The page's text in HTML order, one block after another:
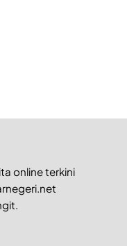
online terkini